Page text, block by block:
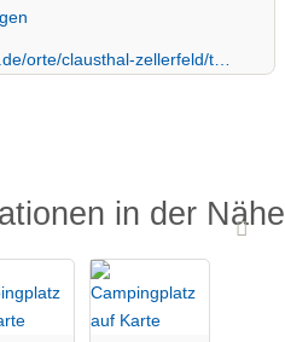
zellerfeld/tourist-information-clausthal-zellerfeld/
in der Nähe